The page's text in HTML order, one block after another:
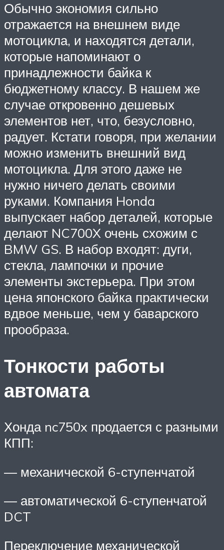
Обычно экономия сильно
отражается на внешнем виде
мотоцикла, и находятся детали,
которые напоминают о
принадлежности байка к
бюджетному классу. В нашем же
случае откровенно дешевых
элементов нет, что, безусловно,
радует. Кстати говоря, при желании
можно изменить внешний вид
мотоцикла. Для этого даже не
нужно ничего делать своими
руками. Компания Honda
выпускает набор деталей, которые
делают NC700X очень схожим с
BMW GS. В набор входят: дуги,
стекла, лампочки и прочие
элементы экстерьера. При этом
цена японского байка практически
вдвое меньше, чем у баварского
прообраза.
Тонкости работы
автомата
Хонда nc750x продается с разными
КПП:
— механической 6-ступенчатой
— автоматической 6-ступенчатой
DCT
Переключение механической